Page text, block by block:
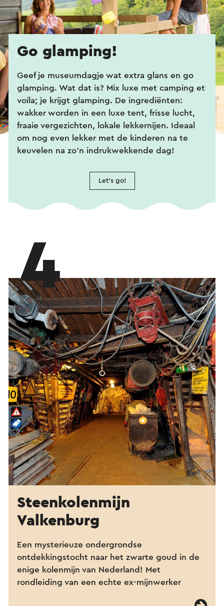
Go glamping!
Geef je museumdagje wat extra glans en go
glamping. Wat dat is? Mix luxe met camping et
voila; je krijgt glamping. De ingrediënten:
wakker worden in een luxe tent, frisse lucht,
fraaie vergezichten, lokale lekkernijen. Ideaal
om nog even lekker met de kinderen na te
keuvelen na zo’n indrukwekkende dag!
Let's go!
4
Steenkolenmijn
Valkenburg
Een mysterieuze ondergrondse
ontdekkingstocht naar het zwarte goud in de
enige kolenmijn van Nederland! Met
rondleiding van een echte ex-mijnwerker